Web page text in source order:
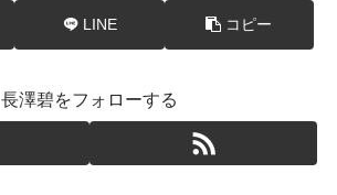
LINE コピー
長澤碧をフォローする